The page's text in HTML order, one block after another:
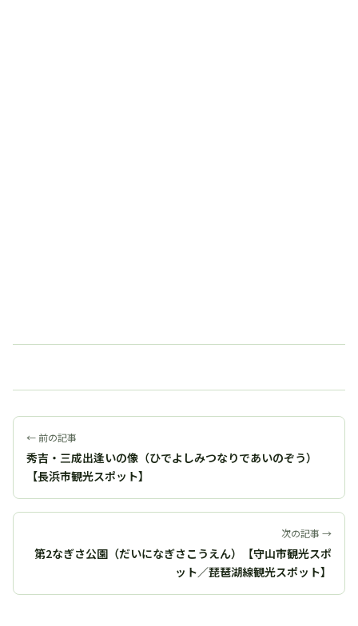
← 前の記事
秀吉・三成出逢いの像（ひでよしみつなりであいのぞう）
【長浜市観光スポット】
次の記事 →
第2なぎさ公園（だいになぎさこうえん）【守山市観光スポ
ット／琵琶湖線観光スポット】